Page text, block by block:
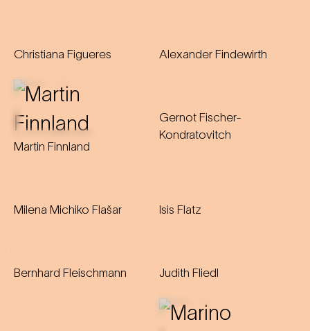
Christiana Figueres Alexander Findewirth
Martin Finnland
Gernot Fischer-
Kondratovitch
Milena Michiko Flašar Isis Flatz
Bernhard Fleischmann Judith Fliedl